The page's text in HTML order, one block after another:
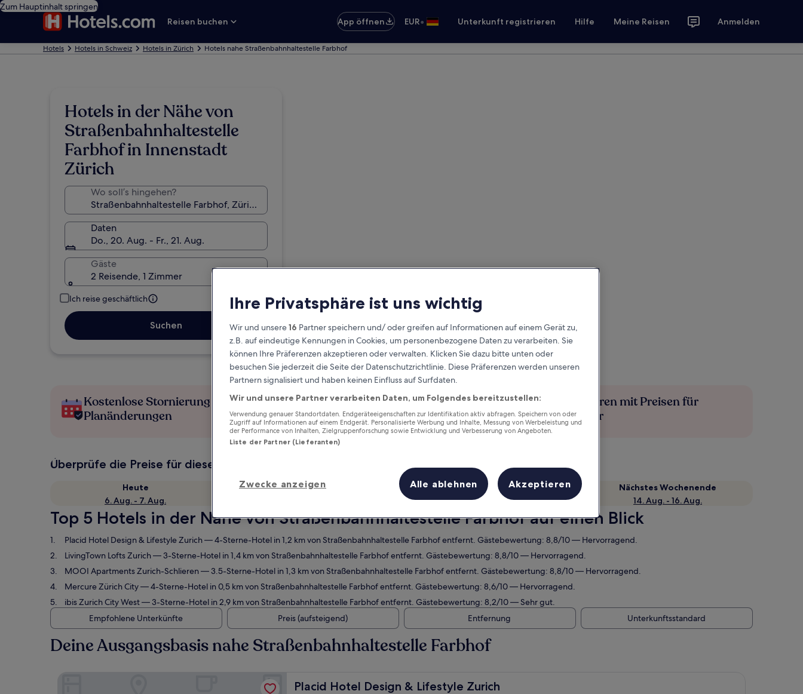
Zum Hauptinhalt springen
Reisen buchen
App öffnen EUR• Unterkunft registrieren Hilfe Meine Reisen Anmelden
Hotels Hotels in Schweiz Hotels in Zürich Hotels nahe Straßenbahnhaltestelle Farbhof
Hotels in der Nähe von
Straßenbahnhaltestelle
Farbhof in Innenstadt
Zürich
Wo soll’s hingehen?
Daten
Do., 20. Aug. - Fr., 21. Aug.
Gäste
2 Reisende, 1 Zimmer
Ich reise geschäftlich
Suchen
Kostenlose Stornierung bei
Planänderungen
Verdiene Prämien für jede
wahrgenommene Übernachtung
Mehr sparen mit Preisen für
Mitglieder
Überprüfe die Preise für diese Daten
Heute
6. Aug. - 7. Aug.
Morgen
Dieses Wochenende
7. Aug. - 9. Aug.
Nächstes Wochenende
14. Aug. - 16. Aug.
Top 5 Hotels in der Nähe von Straßenbahnhaltestelle Farbhof auf einen Blick
Placid Hotel Design & Lifestyle Zurich— 4-Sterne-Hotel in 1,2 km von Straßenbahnhaltestelle Farbhof entfernt. Gästebewertung: 8,8/10 — Hervorragend.
LivingTown Lofts Zurich— 3-Sterne-Hotel in 1,4 km von Straßenbahnhaltestelle Farbhof entfernt. Gästebewertung: 8,8/10 — Hervorragend.
MOOI Apartments Zurich-Schlieren— 3.5-Sterne-Hotel in 1,3 km von Straßenbahnhaltestelle Farbhof entfernt. Gästebewertung: 8,8/10 — Hervorragend.
Mercure Zürich City— 4-Sterne-Hotel in 0,5 km von Straßenbahnhaltestelle Farbhof entfernt. Gästebewertung: 8,6/10 — Hervorragend.
ibis Zurich City West— 3-Sterne-Hotel in 2,9 km von Straßenbahnhaltestelle Farbhof entfernt. Gästebewertung: 8,2/10 — Sehr gut.
Empfohlene Unterkünfte
Preis (aufsteigend) Entfernung Unterkunftsstandard
Deine Ausgangsbasis nahe Straßenbahnhaltestelle Farbhof
Placid Hotel Design & Lifestyle Zurich
Placid Hotel Design & Lifestyle Zurich
Ihre Privatsphäre ist uns wichtig
Wir und unsere16 Partner speichern und/ oder greifen auf Informationen auf einem Gerät zu,
z.B. auf eindeutige Kennungen in Cookies, um personenbezogene Daten zu verarbeiten. Sie
können Ihre Präferenzen akzeptieren oder verwalten. Klicken Sie dazu bitte unten oder
besuchen Sie jederzeit die Seite der Datenschutzrichtlinie. Diese Präferenzen werden unseren
Partnern signalisiert und haben keinen Einfluss auf Surfdaten.
Wir und unsere Partner verarbeiten Daten, um Folgendes bereitzustellen:
Verwendung genauer Standortdaten. Endgeräteeigenschaften zur Identifikation aktiv abfragen. Speichern von oder
Zugriff auf Informationen auf einem Endgerät. Personalisierte Werbung und Inhalte, Messung von Werbeleistung und
der Performance von Inhalten, Zielgruppenforschung sowie Entwicklung und Verbesserung von Angeboten.
Liste der Partner (Lieferanten)
Zwecke anzeigen Alle ablehnen Akzeptieren